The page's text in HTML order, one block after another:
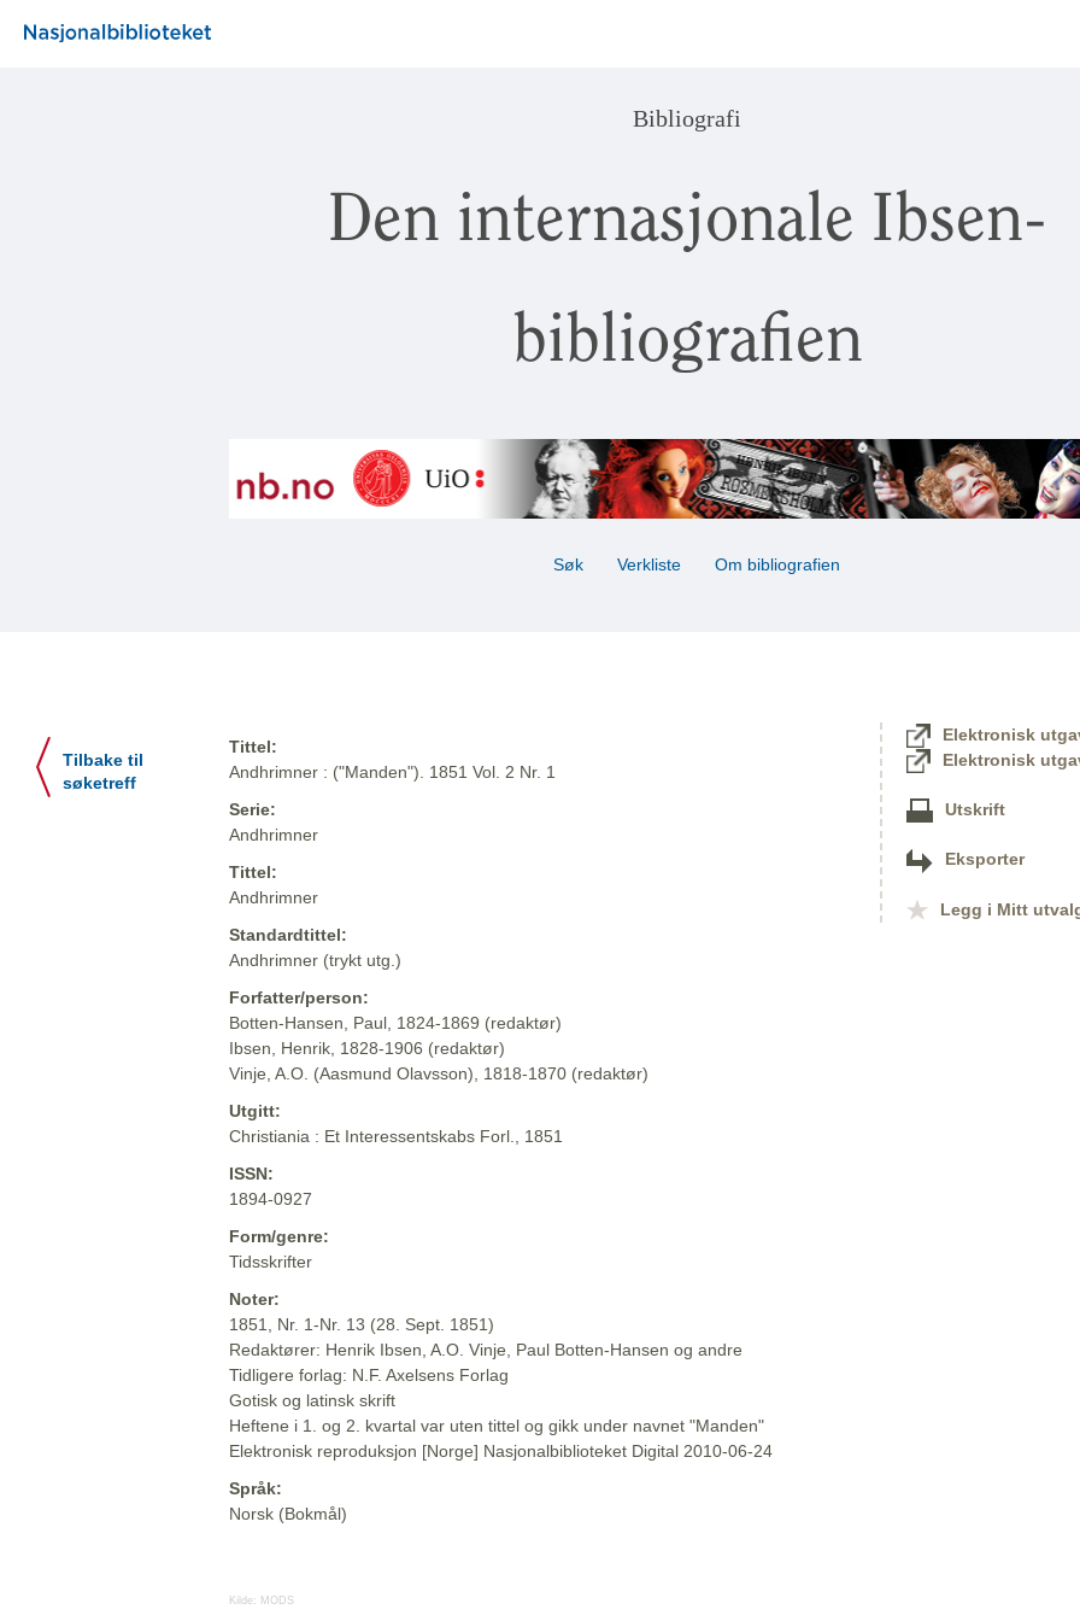
Bibliografi
Den internasjonale Ibsen-
bibliografien
Søk Verkliste Om bibliografien
Tilbake til
søketreff
Tittel:
Andhrimner : ("Manden"). 1851 Vol. 2 Nr. 1
Serie:
Andhrimner
Tittel:
Andhrimner
Standardtittel:
Andhrimner (trykt utg.)
Forfatter/person:
Botten-Hansen, Paul, 1824-1869 (redaktør)
Ibsen, Henrik, 1828-1906 (redaktør)
Vinje, A.O. (Aasmund Olavsson), 1818-1870 (redaktør)
Utgitt:
Christiania : Et Interessentskabs Forl., 1851
ISSN:
1894-0927
Form/genre:
Tidsskrifter
Noter:
1851, Nr. 1-Nr. 13 (28. Sept. 1851)
Redaktører: Henrik Ibsen, A.O. Vinje, Paul Botten-Hansen og andre
Tidligere forlag: N.F. Axelsens Forlag
Gotisk og latinsk skrift
Heftene i 1. og 2. kvartal var uten tittel og gikk under navnet "Manden"
Elektronisk reproduksjon [Norge] Nasjonalbiblioteket Digital 2010-06-24
Språk:
Norsk (Bokmål)
Kilde: MODS
Elektronisk
Elektronisk
Utskrift
Eksporter
Legg i Mitt